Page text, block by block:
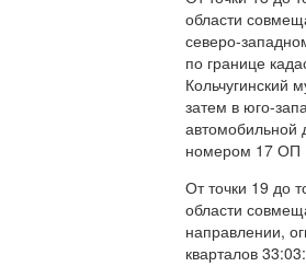
области
северо-
по границе
Кольчугинский
затем в юго-
автомобильной
номером 17 ОП
От точки 19 до
области
направлении,
кварталов